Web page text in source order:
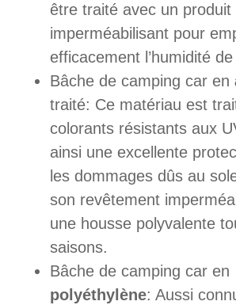
être traité avec un produit
imperméabilisant pour
efficacement l’humidité
Bâche de camping car en
traité: Ce matériau est
colorants résistants aux
ainsi une excellente
les dommages dûs au
son revêtement
une housse polyvalente
saisons.
Bâche de camping car en
polyéthylène: Aussi